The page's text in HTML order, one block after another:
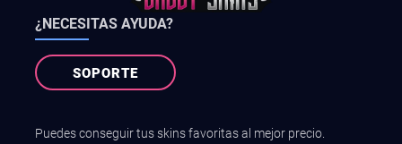
¿NECESITAS AYUDA?
SOPORTE
Puedes conseguir tus skins favoritas al mejor precio.